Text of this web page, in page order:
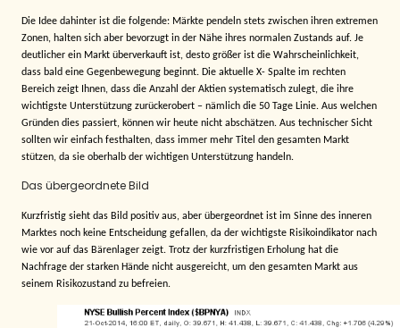
Die Idee dahinter ist die folgende: Märkte pendeln stets zwischen ihren extremen
Zonen, halten sich aber bevorzugt in der Nähe ihres normalen Zustands auf. Je
deutlicher ein Markt überverkauft ist, desto größer ist die Wahrscheinlichkeit,
dass bald eine Gegenbewegung beginnt. Die aktuelle X- Spalte im rechten
Bereich zeigt Ihnen, dass die Anzahl der Aktien systematisch zulegt, die ihre
wichtigste Unterstützung zurückerobert – nämlich die 50 Tage Linie. Aus welchen
Gründen dies passiert, können wir heute nicht abschätzen. Aus technischer Sicht
sollten wir einfach festhalten, dass immer mehr Titel den gesamten Markt
stützen, da sie oberhalb der wichtigen Unterstützung handeln.
Das übergeordnete Bild
Kurzfristig sieht das Bild positiv aus, aber übergeordnet ist im Sinne des inneren
Marktes noch keine Entscheidung gefallen, da der wichtigste Risikoindikator nach
wie vor auf das Bärenlager zeigt. Trotz der kurzfristigen Erholung hat die
Nachfrage der starken Hände nicht ausgereicht, um den gesamten Markt aus
seinem Risikozustand zu befreien.